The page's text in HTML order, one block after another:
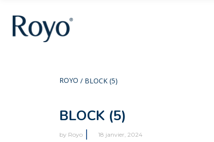
ROYO / BLOCK (5)
BLOCK (5)
by Royo 18 janvier, 2024